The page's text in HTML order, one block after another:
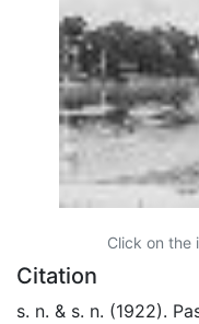
Click on the
Citation
s. n. & s. n. (1922).